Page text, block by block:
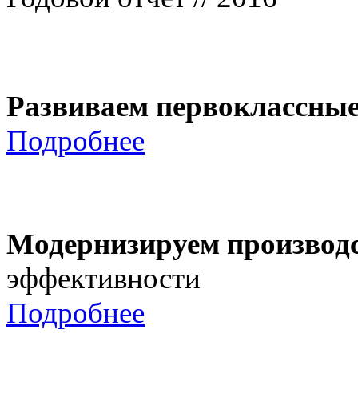
Развиваем
Подробнее
Модернизируем
эффективности
Подробнее